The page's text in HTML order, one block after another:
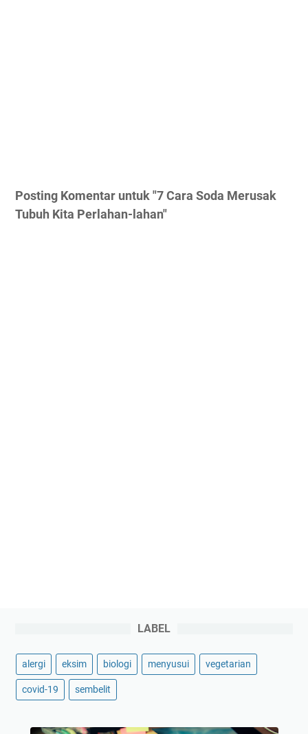
Posting Komentar untuk "7 Cara Soda Merusak
Tubuh Kita Perlahan-lahan"
LABEL
alergi eksim biologi menyusui vegetarian
covid-19 sembelit